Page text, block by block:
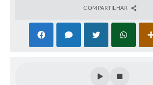
COMPARTILHAR